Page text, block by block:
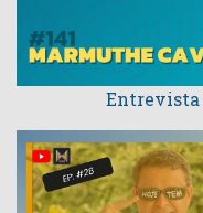
Entrevista